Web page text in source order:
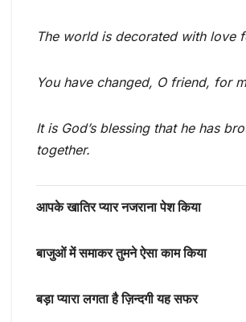
The world is decorated with love
You have changed, O friend, for
It is God’s blessing that he has
together.
आपके खातिर प्यार नजराना पेश किया
बाजुओं में समाकर तुमने ऐसा काम किया
बड़ा प्यारा लगता है ज़िन्दगी यह सफर